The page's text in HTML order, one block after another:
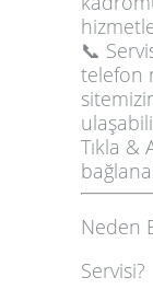
📞
telefon
Tıkla &
Neden
Servisi?